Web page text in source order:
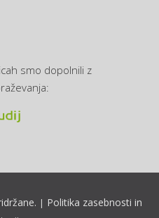
smo dopolnili z
| Politika zasebnosti in